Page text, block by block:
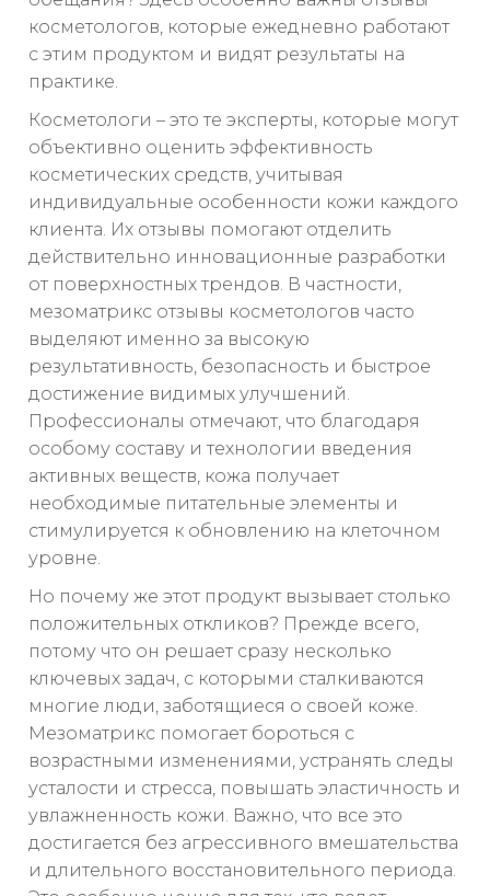
косметологов, которые ежедневно работают
с этим продуктом и видят результаты на
практике.
Косметологи – это те эксперты, которые могут
объективно оценить эффективность
косметических средств, учитывая
индивидуальные особенности кожи каждого
клиента. Их отзывы помогают отделить
действительно инновационные разработки
от поверхностных трендов. В частности,
мезоматрикс отзывы косметологов часто
выделяют именно за высокую
результативность, безопасность и быстрое
достижение видимых улучшений.
Профессионалы отмечают, что благодаря
особому составу и технологии введения
активных веществ, кожа получает
необходимые питательные элементы и
стимулируется к обновлению на клеточном
уровне.
Но почему же этот продукт вызывает столько
положительных откликов? Прежде всего,
потому что он решает сразу несколько
ключевых задач, с которыми сталкиваются
многие люди, заботящиеся о своей коже.
Мезоматрикс помогает бороться с
возрастными изменениями, устранять следы
усталости и стресса, повышать эластичность и
увлажненность кожи. Важно, что все это
достигается без агрессивного вмешательства
и длительного восстановительного периода.